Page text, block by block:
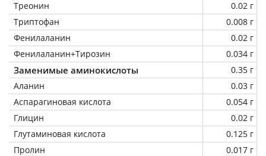
Треонин
0.02 г
Триптофан
0.008 г
Фенилаланин
0.02 г
Фенилаланин+Тирозин
0.034 г
Заменимые аминокислоты
0.35 г
Аланин
0.03 г
Аспарагиновая кислота
0.054 г
Глицин
0.02 г
Глутаминовая кислота
0.125 г
Пролин
0.017 г